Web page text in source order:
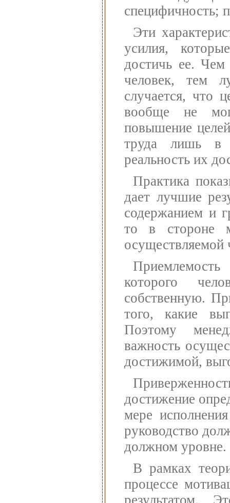
специфичность;
Эти
усилия,
достичь ее.
человек, тем
случается, что
вообще не
повышение
труда лишь в
реальность их
Практика
дает лучшие
содержанием и
то в стороне
осуществляемой
которого
собственную.
того, какие
Поэтому
важность
достижимой,
достижение
мере
руководство
должном уровне.
В рамках
процессе
результатом.